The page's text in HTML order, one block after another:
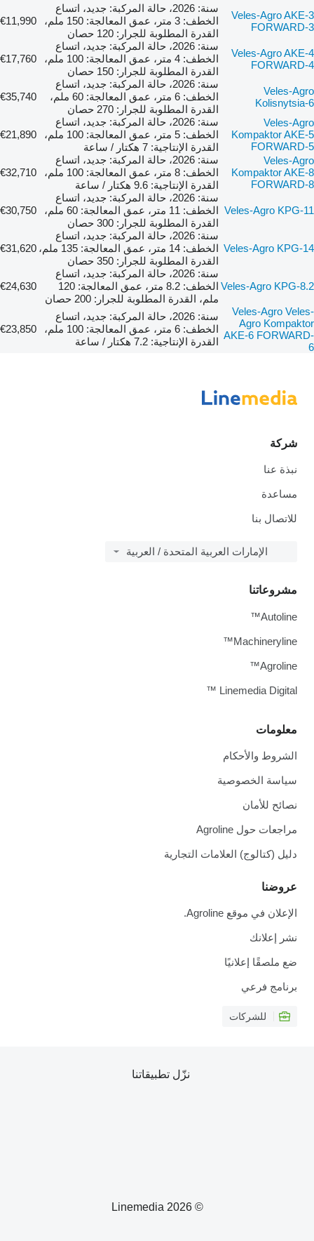
Veles-Agro AKE-3
FORWARD-3
سنة: 2026، حالة المركبة: جديد، اتساع
الخطف: 3 متر، عمق المعالجة: 150 ملم،
القدرة المطلوبة للجرار: 120 حصان
€11,990
Veles-Agro AKE-4
FORWARD-4
سنة: 2026، حالة المركبة: جديد، اتساع
الخطف: 4 متر، عمق المعالجة: 100 ملم،
القدرة المطلوبة للجرار: 150 حصان
€17,760
Veles-Agro
Kolisnytsia-6
سنة: 2026، حالة المركبة: جديد، اتساع
الخطف: 6 متر، عمق المعالجة: 60 ملم،
القدرة المطلوبة للجرار: 270 حصان
€35,740
Veles-Agro
Kompaktor AKE-5
FORWARD-5
سنة: 2026، حالة المركبة: جديد، اتساع
الخطف: 5 متر، عمق المعالجة: 100 ملم،
القدرة الإنتاجية: 7 هكتار / ساعة
€21,890
Veles-Agro
Kompaktor AKE-8
FORWARD-8
سنة: 2026، حالة المركبة: جديد، اتساع
الخطف: 8 متر، عمق المعالجة: 100 ملم،
القدرة الإنتاجية: 9.6 هكتار / ساعة
€32,710
Veles-Agro KPG-11
سنة: 2026، حالة المركبة: جديد، اتساع
الخطف: 11 متر، عمق المعالجة: 60 ملم،
القدرة المطلوبة للجرار: 300 حصان
€30,750
Veles-Agro KPG-14
سنة: 2026، حالة المركبة: جديد، اتساع
الخطف: 14 متر، عمق المعالجة: 135 ملم،
القدرة المطلوبة للجرار: 350 حصان
€31,620
Veles-Agro KPG-8.2
سنة: 2026، حالة المركبة: جديد، اتساع
الخطف: 8.2 متر، عمق المعالجة: 120
ملم، القدرة المطلوبة للجرار: 200 حصان
€24,630
Veles-Agro Veles-
Agro Kompaktor
AKE-6 FORWARD-
6
سنة: 2026، حالة المركبة: جديد، اتساع
الخطف: 6 متر، عمق المعالجة: 100 ملم،
القدرة الإنتاجية: 7.2 هكتار / ساعة
€23,850
شركة
نبذة عنا
مساعدة
للاتصال بنا
الإمارات العربية المتحدة / العربية
معلومات
الشروط والأحكام
سياسة الخصوصية
نصائح للأمان
مراجعات حول Agroline
دليل (كتالوج) العلامات التجارية
عروضنا
الإعلان في موقع Agroline.
نشر إعلانك
ضع ملصقًا إعلانيًا
برنامج فرعي
للشركات
مشروعاتنا
Autoline™
Machineryline™
Agroline™
Linemedia Digital ™
© 2026 Linemedia
نزّل تطبيقاتنا